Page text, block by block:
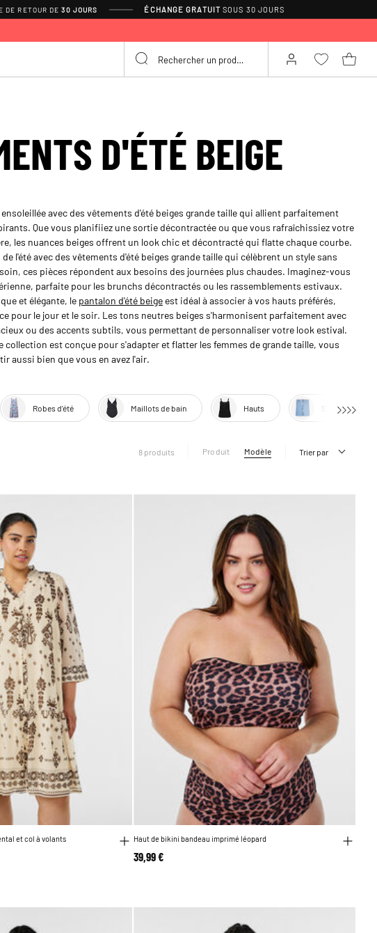
DE RETOUR DE30 JOURS ÉCHANGE GRATUITSOUS 30 JOURS
D'ÉTÉ BEIGE
avec des vêtements d'été beiges grande taille qui allient parfaitement
Que vous planifiiez une sortie décontractée ou que vous rafraîchissiez votre
les nuances beiges offrent un look chic et décontracté qui flatte chaque courbe.
l'été avec des vêtements d'été beiges grande taille qui célèbrent un style sans
ces pièces répondent aux besoins des journées plus chaudes. Imaginez-vous
parfaite pour les brunchs décontractés ou les rassemblements estivaux.
et élégante, le pantalon d'été beige est idéal à associer à vos hauts préférés,
pour le jour et le soir. Les tons neutres beiges s'harmonisent parfaitement avec
ou des accents subtils, vous permettant de personnaliser votre look estival.
collection est conçue pour s'adapter et flatter les femmes de grande taille, vous
aussi bien que vous en avez l'air.
Robes d'été Maillots de bain Hauts Shorts
8 produits Produit Modèle Trier par
et col à volants
from
Haut de bikini bandeau imprimé léopard
39,99 €